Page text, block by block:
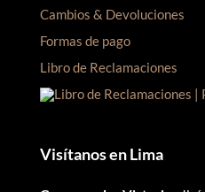
Cambios & Devoluciones
Formas de pago
Libro de Reclamaciones
Visítanos en Lima